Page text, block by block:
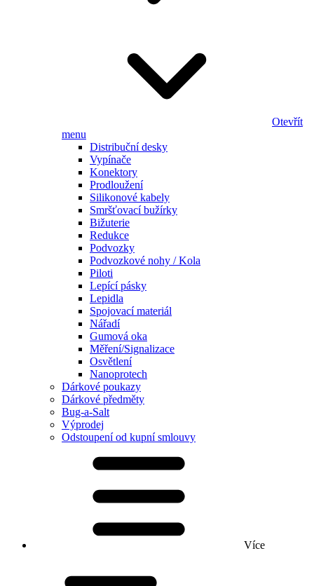
Otevřít
menu
Distribuční desky
Vypínače
Konektory
Prodloužení
Silikonové kabely
Smršťovací bužírky
Bižuterie
Redukce
Podvozky
Podvozkové nohy / Kola
Piloti
Lepící pásky
Lepidla
Spojovací materiál
Nářadí
Gumová oka
Měření/Signalizace
Osvětlení
Nanoprotech
Dárkové poukazy
Dárkové předměty
Bug-a-Salt
Výprodej
Odstoupení od kupní smlouvy
Více